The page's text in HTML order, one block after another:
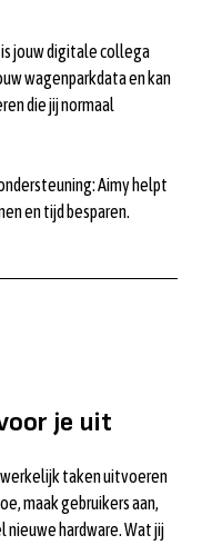
jouw digitale collega
wagenparkdata en kan
die jij normaal
Aimy helpt
en tijd besparen.
je uit
taken uitvoeren
maak gebruikers aan,
hardware. Wat jij